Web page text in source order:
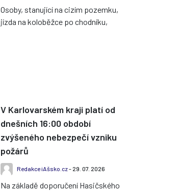
Osoby, stanující na cizím pozemku,
jízda na koloběžce po chodníku,
V Karlovarském kraji platí od
dnešních 16:00 období
zvýšeného nebezpečí vzniku
požárů
Redakce iAšsko.cz- 29. 07. 2026
Na základě doporučení Hasičského